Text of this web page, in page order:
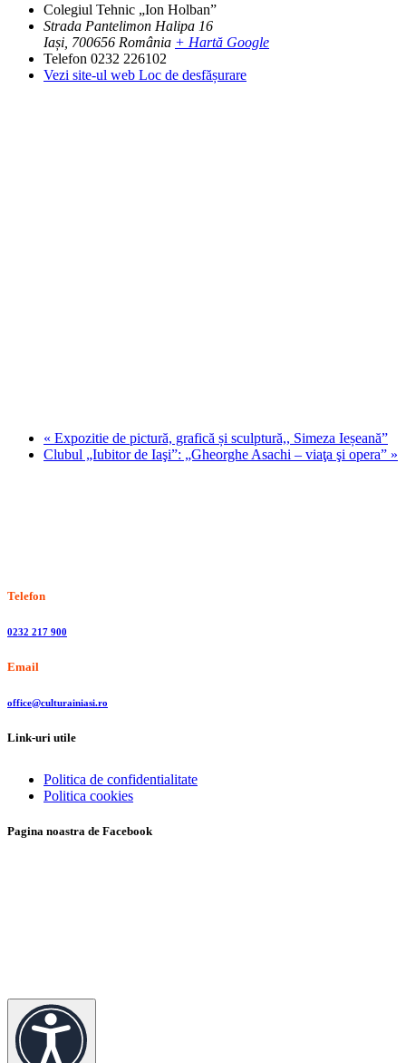
Colegiul Tehnic „Ion Holban”
Strada Pantelimon Halipa 16
Iași 700656 România + Hartă Google
Telefon 0232 226102
Vezi site-ul web Loc de desfășurare
« Expozitie de pictură, grafică și sculptură,, Simeza Ieșeană”
Clubul „Iubitor de Iaşi”: „Gheorghe Asachi – viaţa şi opera” »
Telefon
0232 217 900
Email
office@culturainiasi.ro
Link-uri utile
Politica de confidentialitate
Politica cookies
Pagina noastra de Facebook